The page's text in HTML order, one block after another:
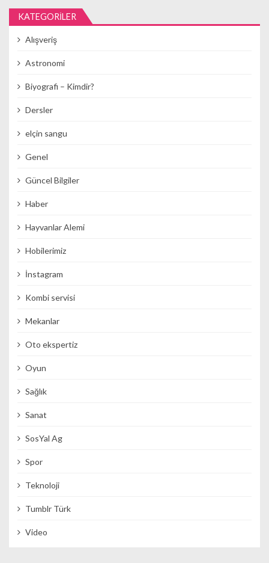
KATEGORILER
Alışveriş
Astronomi
Biyografi – Kimdir?
Dersler
elçin sangu
Genel
Güncel Bilgiler
Haber
Hayvanlar Alemi
Hobilerimiz
İnstagram
Kombi servisi
Mekanlar
Oto ekspertiz
Oyun
Sağlık
Sanat
SosYal Ag
Spor
Teknoloji
Tumblr Türk
Video